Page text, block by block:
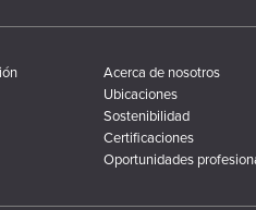
Acerca de nosotros
Ubicaciones
Sostenibilidad
Certificaciones
Oportunidades